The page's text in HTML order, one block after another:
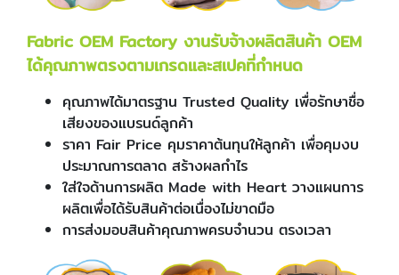
Fabric OEM Factory งานรับจ้างผลิตสินค้า OEM
ได้คุณภาพตรงตามเกรดและสเปคที่กำหนด
คุณภาพได้มาตรฐาน Trusted Quality เพื่อรักษาชื่อ
เสียงของแบรนด์ลูกค้า
ราคา Fair Price คุมราคาต้นทุนให้ลูกค้า เพื่อคุมงบ
ประมาณการตลาด สร้างผลกำไร
ใส่ใจด้านการผลิต Made with Heart วางแผนการ
ผลิตเพื่อได้รับสินค้าต่อเนื่องไม่ขาดมือ
การส่งมอบสินค้าคุณภาพครบจำนวน ตรงเวลา